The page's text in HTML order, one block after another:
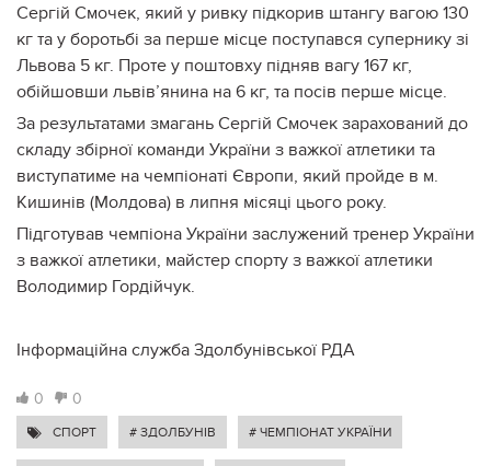
Сергій Смочек, який у ривку підкорив штангу вагою 130
кг та у боротьбі за перше місце поступався супернику зі
Львова 5 кг. Проте у поштовху підняв вагу 167 кг,
обійшовши львів’янина на 6 кг, та посів перше місце.
За результатами змагань Сергій Смочек зарахований до
складу збірної команди України з важкої атлетики та
виступатиме на чемпіонаті Європи, який пройде в м.
Кишинів (Молдова) в липня місяці цього року.
Підготував чемпіона України заслужений тренер України
з важкої атлетики, майстер спорту з важкої атлетики
Володимир Гордійчук.
Інформаційна служба Здолбунівської РДА
0 0
СПОРТ # ЗДОЛБУНІВ # ЧЕМПІОНАТ УКРАЇНИ